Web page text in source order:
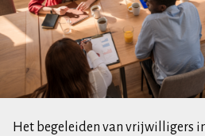
Het begeleiden van vrijwilligers